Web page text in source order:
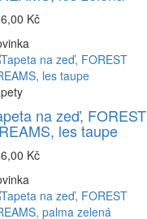
Kč
na zeď, FOREST
les taupe
Kč